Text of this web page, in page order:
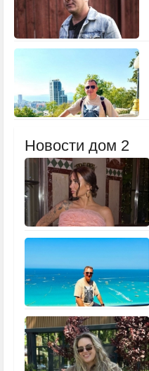
Новости дом 2